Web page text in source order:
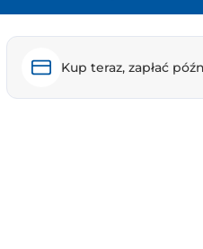
Kup teraz, zapłać